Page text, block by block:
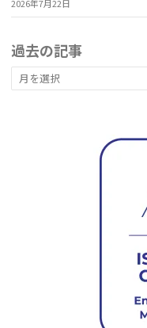
2026年7月22日
過去の記事
去